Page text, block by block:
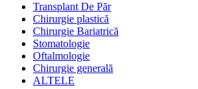
Transplant De Păr
Chirurgie plastică
Chirurgie Bariatrică
Stomatologie
Oftalmologie
Chirurgie generală
ALTELE